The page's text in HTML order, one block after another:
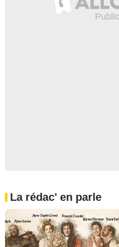
La rédac' en parle